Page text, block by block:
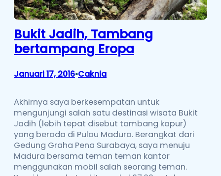
Bukit Jadih, Tambang
bertampang Eropa
Januari 17, 2016•Caknia
Akhirnya saya berkesempatan untuk
mengunjungi salah satu destinasi wisata Bukit
Jadih (lebih tepat disebut tambang kapur)
yang berada di Pulau Madura. Berangkat dari
Gedung Graha Pena Surabaya, saya menuju
Madura bersama teman teman kantor
menggunakan mobil salah seorang teman.